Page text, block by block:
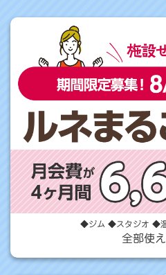
◆ジム ◆スタジオ ◆
全部使え